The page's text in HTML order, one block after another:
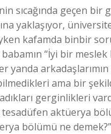
sıcağında geçen bir
yaklaşıyor,
kafamda binbir
“İyi bir meslek
yanda arkadaşlarımın
ama bir
gerginlikleri
tesadüfen aktüerya
bölümü ne